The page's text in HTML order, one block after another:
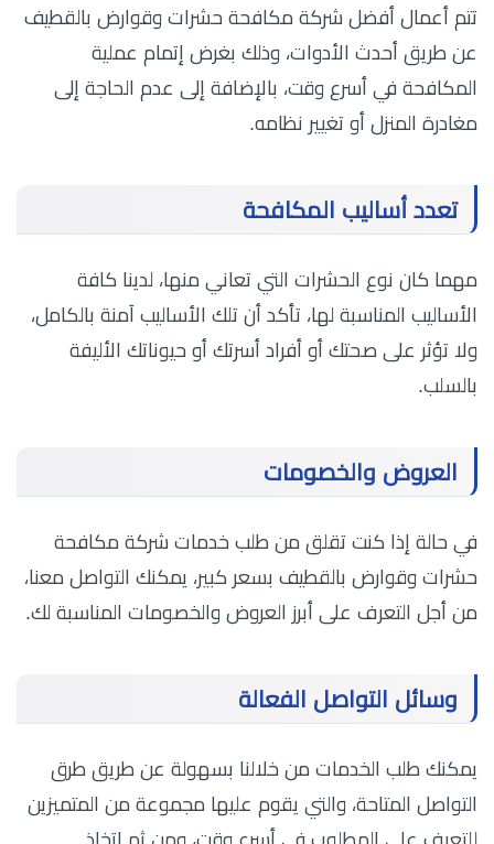
تتم أعمال أفضل شركة مكافحة حشرات وقوارض بالقطيف
عن طريق أحدث الأدوات، وذلك بغرض إتمام عملية
المكافحة في أسرع وقت، بالإضافة إلى عدم الحاجة إلى
مغادرة المنزل أو تغيير نظامه.
تعدد أساليب المكافحة
مهما كان نوع الحشرات التي تعاني منها، لدينا كافة
الأساليب المناسبة لها، تأكد أن تلك الأساليب آمنة بالكامل،
ولا تؤثر على صحتك أو أفراد أسرتك أو حيوناتك الأليفة
بالسلب.
العروض والخصومات
في حالة إذا كنت تقلق من طلب خدمات شركة مكافحة
حشرات وقوارض بالقطيف بسعر كبير، يمكنك التواصل معنا،
من أجل التعرف على أبرز العروض والخصومات المناسبة لك.
وسائل التواصل الفعالة
يمكنك طلب الخدمات من خلالنا بسهولة عن طريق طرق
التواصل المتاحة، والتي يقوم عليها مجموعة من المتميزين